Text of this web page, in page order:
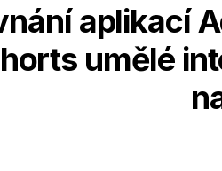
aplikací
umělé